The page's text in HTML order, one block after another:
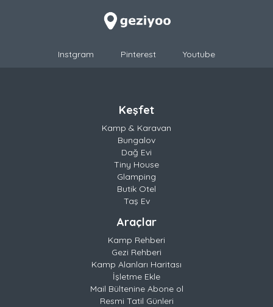
Instgram Pinterest Youtube
Keşfet
Kamp & Karavan
Bungalov
Dağ Evi
Tiny House
Glamping
Butik Otel
Taş Ev
Araçlar
Kamp Rehberi
Gezi Rehberi
Kamp Alanları Haritası
İşletme Ekle
Mail Bültenine Abone ol
Resmi Tatil Günleri